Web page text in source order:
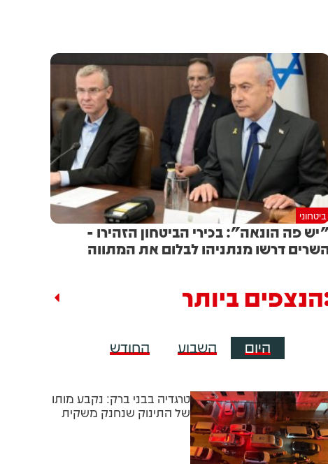
ביטחוני
פה הונאה": בכירי הביטחון הזהירו -
דרשו מנתניהו לבלום את המתווה
הנצפים ביותר
היום השבוע החודש
הרשויות באוסטריה ושוויץ
זועמות על נופשים חרדים